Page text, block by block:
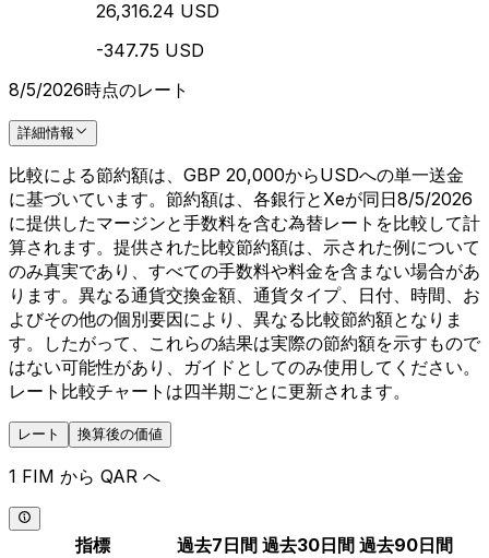
26,316.24 USD
-347.75 USD
8/5/2026時点のレート
詳細情報
比較による節約額は、GBP 20,000からUSDへの単一送金
に基づいています。節約額は、各銀行とXeが同日8/5/2026
に提供したマージンと手数料を含む為替レートを比較して計
算されます。提供された比較節約額は、示された例について
のみ真実であり、すべての手数料や料金を含まない場合があ
ります。異なる通貨交換金額、通貨タイプ、日付、時間、お
よびその他の個別要因により、異なる比較節約額となりま
す。したがって、これらの結果は実際の節約額を示すもので
はない可能性があり、ガイドとしてのみ使用してください。
レート比較チャートは四半期ごとに更新されます。
レート 換算後の価値
1 FIM から QAR へ
指標 過去7日間 過去30日間 過去90日間